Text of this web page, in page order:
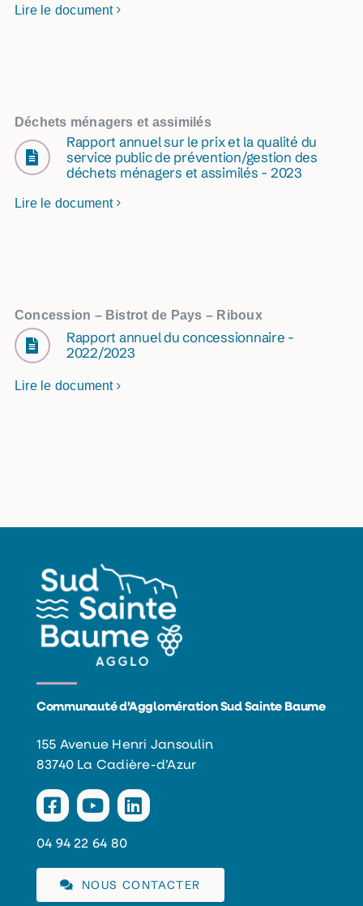
Lire le document
Déchets ménagers et assimilés
Rapport annuel sur le prix et la qualité du
service public de prévention/gestion des
déchets ménagers et assimilés - 2023
Lire le document
Concession – Bistrot de Pays – Riboux
Rapport annuel du concessionnaire -
2022/2023
Lire le document
Communauté d’Agglomération Sud Sainte Baume
155 Avenue Henri Jansoulin
83740 La Cadière-d’Azur
04 94 22 64 80
NOUS CONTACTER